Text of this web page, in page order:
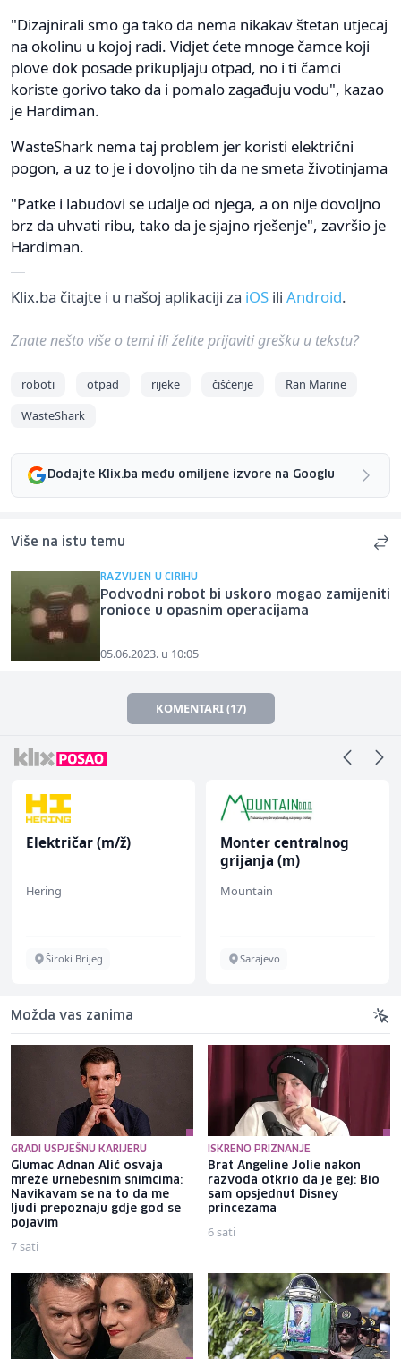
"Dizajnirali smo ga tako da nema nikakav štetan utjecaj
na okolinu u kojoj radi. Vidjet ćete mnoge čamce koji
plove dok posade prikupljaju otpad, no i ti čamci
koriste gorivo tako da i pomalo zagađuju vodu", kazao
je Hardiman.
WasteShark nema taj problem jer koristi električni
pogon, a uz to je i dovoljno tih da ne smeta životinjama
"Patke i labudovi se udalje od njega, a on nije dovoljno
brz da uhvati ribu, tako da je sjajno rješenje", završio je
Hardiman.
Klix.ba čitajte i u našoj aplikaciji za iOS ili Android.
Znate nešto više o temi ili želite prijaviti grešku u tekstu?
roboti otpad rijeke čišćenje
Ran Marine
WasteShark
Dodajte Klix.ba među omiljene izvore na Googlu
Više na istu temu
RAZVIJEN U CIRIHU
Podvodni robot bi uskoro mogao zamijeniti
ronioce u opasnim operacijama
05.06.2023. u 10:05
KOMENTARI (17)
Električar (m/ž)
Hering
Široki Brijeg
Monter centralnog
grijanja (m)
Mountain
Sarajevo
Možda vas zanima
GRADI USPJEŠNU KARIJERU
Glumac Adnan Alić osvaja
mreže urnebesnim snimcima:
Navikavam se na to da me
ljudi prepoznaju gdje god se
pojavim
7 sati
ISKRENO PRIZNANJE
Brat Angeline Jolie nakon
razvoda otkrio da je gej: Bio
sam opsjednut Disney
princezama
6 sati